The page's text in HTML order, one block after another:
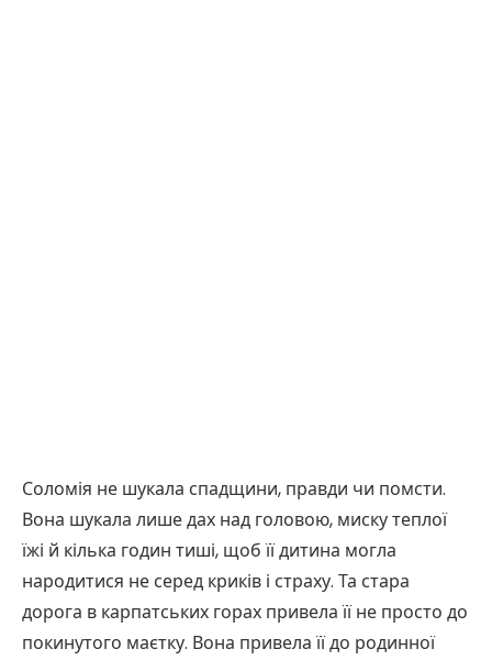
Соломія не шукала спадщини, правди чи помсти.
Вона шукала лише дах над головою, миску теплої
їжі й кілька годин тиші, щоб її дитина могла
народитися не серед криків і страху. Та стара
дорога в карпатських горах привела її не просто до
покинутого маєтку. Вона привела її до родинної